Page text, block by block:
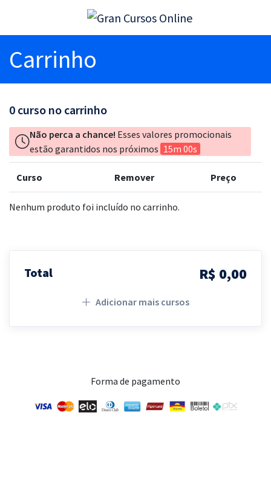
Carrinho
0 curso no carrinho
Não perca a chance! Esses valores promocionais
estão garantidos nos próximos 15m 00s
Curso Remover Preço
Nenhum produto foi incluído no carrinho.
Total R$ 0,00
Adicionar mais cursos
Forma de pagamento